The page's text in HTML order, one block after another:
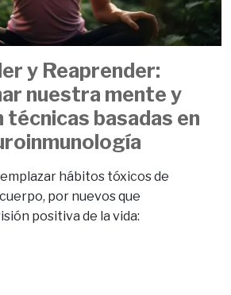
y Reaprender:
nuestra mente y
técnicas basadas en
hábitos tóxicos de
por nuevos que
positiva de la vida: